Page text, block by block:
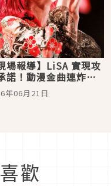
場報導】LiSA 實現攻
諾！動漫金曲連炸，
「ㄅ級分」相約大巨
年06月21日
歡